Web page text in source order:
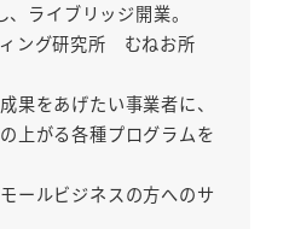
ライブリッジ開業。
ング研究所 むねお所
果をあげたい事業者に、
上がる各種プログラムを
ールビジネスの方へのサ